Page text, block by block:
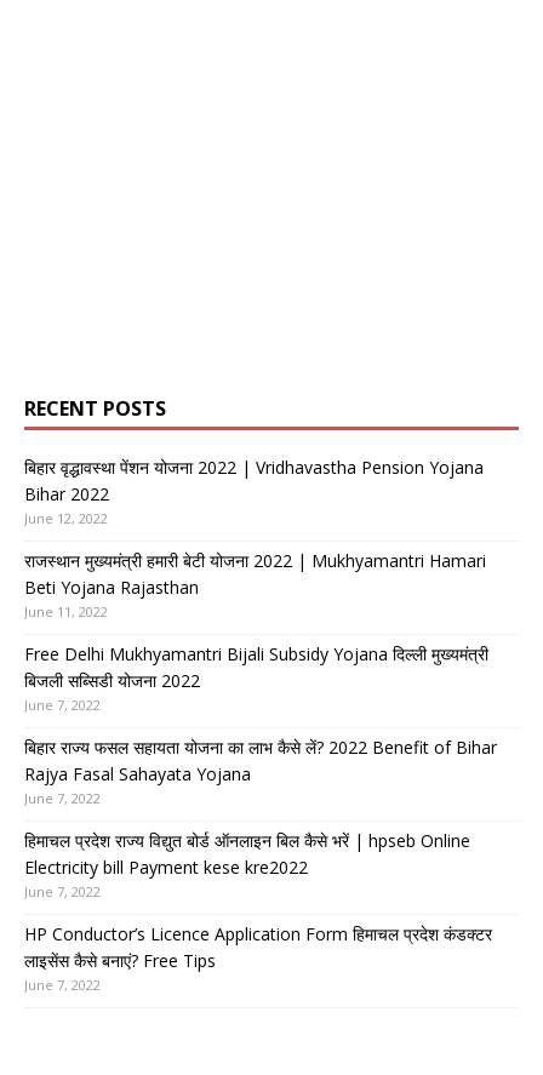
RECENT POSTS
बिहार वृद्धावस्था पेंशन योजना 2022 | Vridhavastha Pension Yojana
Bihar 2022
June 12, 2022
राजस्थान मुख्यमंत्री हमारी बेटी योजना 2022 | Mukhyamantri Hamari
Beti Yojana Rajasthan
June 11, 2022
Free Delhi Mukhyamantri Bijali Subsidy Yojana दिल्ली मुख्यमंत्री
बिजली सब्सिडी योजना 2022
June 7, 2022
बिहार राज्य फसल सहायता योजना का लाभ कैसे लें? 2022 Benefit of Bihar
Rajya Fasal Sahayata Yojana
June 7, 2022
हिमाचल प्रदेश राज्य विद्युत बोर्ड ऑनलाइन बिल कैसे भरें | hpseb Online
Electricity bill Payment kese kre2022
June 7, 2022
HP Conductor’s Licence Application Form हिमाचल प्रदेश कंडक्टर
लाइसेंस कैसे बनाएं? Free Tips
June 7, 2022